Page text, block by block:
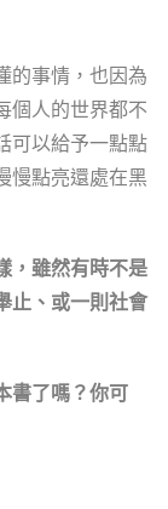
的事情，也因為
個人的世界都不
可以給予一點點
慢點亮還處在黑
，雖然有時不是
止、或一則社會
書了嗎？你可